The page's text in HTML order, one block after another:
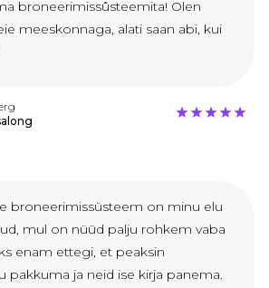
broneerimissûsteemita! Olen
meeskonnaga, alati saan abi, kui
broneerimissüsteem on minu elu
mul on nüüd palju rohkem vaba
enam ettegi, et peaksin
pakkuma ja neid ise kirja panema.